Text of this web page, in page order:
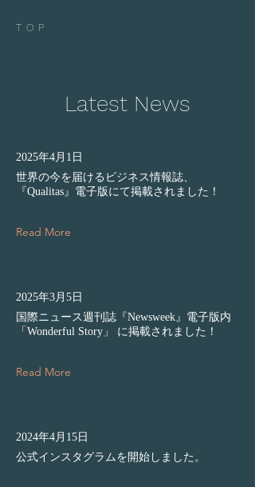
TOP
Latest News
2025年4月1日
世界の今を届けるビジネス情報誌、
『Qualitas』電子版にて掲載されました！
Read More
2025年3月5日
国際ニュース週刊誌『Newsweek』電子版内
「Wonderful Story」 に掲載されました！
Read More
2024年4月15日
公式インスタグラムを開始しました。